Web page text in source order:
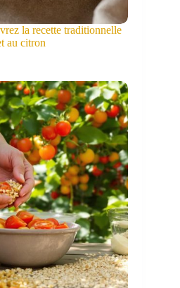
la recette traditionnelle
au citron